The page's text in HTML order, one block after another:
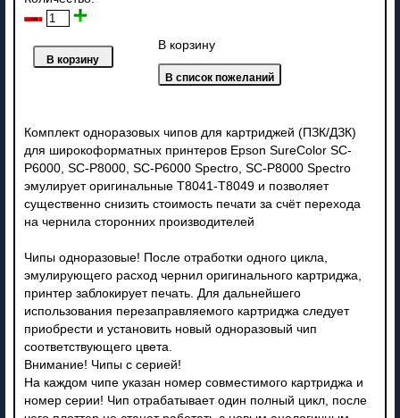
В корзину
Комплект одноразовых чипов для картриджей (ПЗК/ДЗК)
для широкоформатных принтеров Epson SureColor SC-
P6000, SC-P8000, SC-P6000 Spectro, SC-P8000 Spectro
эмулирует оригинальные T8041-T8049 и позволяет
существенно снизить стоимость печати за счёт перехода
на чернила сторонних производителей
Чипы одноразовые! После отработки одного цикла,
эмулирующего расход чернил оригинального картриджа,
принтер заблокирует печать. Для дальнейшего
использования перезаправляемого картриджа следует
приобрести и установить новый одноразовый чип
соответствующего цвета.
Внимание! Чипы с серией!
На каждом чипе указан номер совместимого картриджа и
номер серии! Чип отрабатывает один полный цикл, после